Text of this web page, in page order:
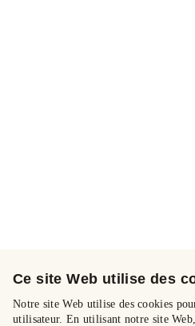
Ce site Web utilise des
Notre site Web utilise des cookies
utilisateur. En utilisant notre site